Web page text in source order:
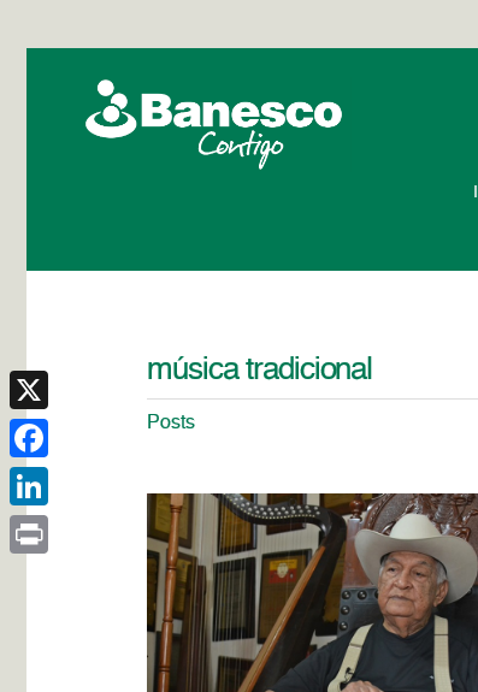
música tradicional
Posts
X
Facebook
LinkedIn